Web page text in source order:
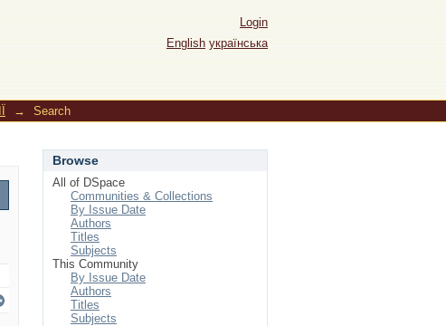
Login
English українська
→ Search
Browse
All of DSpace
Communities & Collections
By Issue Date
Authors
Titles
Subjects
This Community
By Issue Date
Authors
Titles
Subjects